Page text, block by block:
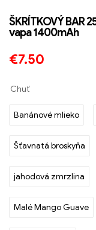
ŠKRÍTKOVÝ BAR
vapa 1400mAh
€7.50
Chuť
Banánové mlieko
Šťavnatá broskyňa
jahodová zmrzlina
Malé Mango Guave